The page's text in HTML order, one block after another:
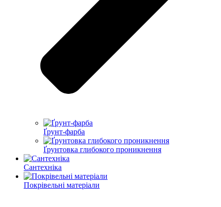
Ґрунт-фарба
Ґрунтовка глибокого проникнення
Сантехніка
Покрівельні матеріали